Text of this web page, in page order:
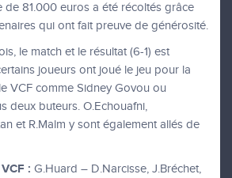
de 81.000 euros a été récoltés grâce
qui ont fait preuve de générosité.
le match et le résultat (6-1) est
joueurs ont joué le jeu pour la
VCF comme Sidney Govou ou
deux buteurs. O.Echouafni,
et R.Malm y sont également allés de
: G.Huard – D.Narcisse, J.Bréchet,